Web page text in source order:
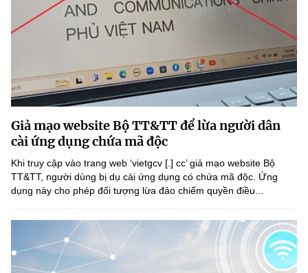
Giả mạo website Bộ TT&TT để lừa người dân
cài ứng dụng chứa mã độc
Khi truy cập vào trang web ‘vietgcv [.] cc’ giả mạo website Bộ
TT&TT, người dùng bị dụ cài ứng dụng có chứa mã độc. Ứng
dụng này cho phép đối tượng lừa đảo chiếm quyền điều...